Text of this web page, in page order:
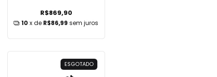
R$869,90
10 x de R$86,99 sem juros
ESGOTADO